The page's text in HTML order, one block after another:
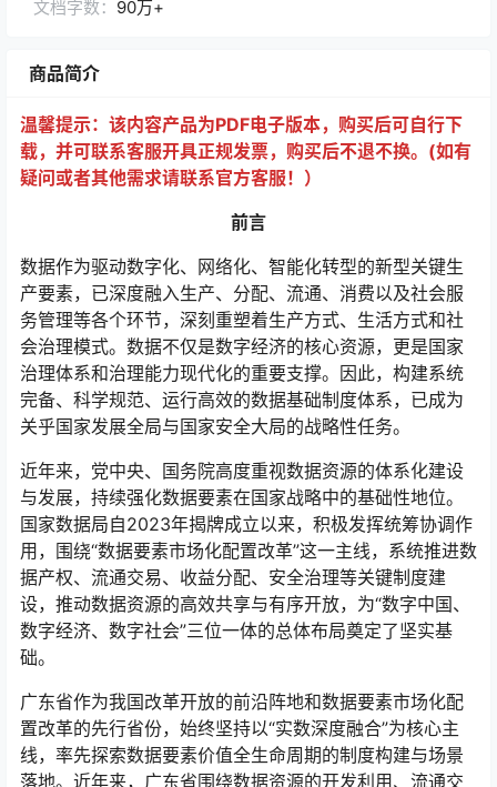
文档字数： 90万+
商品简介
温馨提示：该内容产品为PDF电子版本，购买后可自行下
载，并可联系客服开具正规发票，购买后不退不换。(如有
疑问或者其他需求请联系官方客服！）
前言
数据作为驱动数字化、网络化、智能化转型的新型关键生
产要素，已深度融入生产、分配、流通、消费以及社会服
务管理等各个环节，深刻重塑着生产方式、生活方式和社
会治理模式。数据不仅是数字经济的核心资源，更是国家
治理体系和治理能力现代化的重要支撑。因此，构建系统
完备、科学规范、运行高效的数据基础制度体系，已成为
关乎国家发展全局与国家安全大局的战略性任务。
近年来，党中央、国务院高度重视数据资源的体系化建设
与发展，持续强化数据要素在国家战略中的基础性地位。
国家数据局自2023年揭牌成立以来，积极发挥统筹协调作
用，围绕“数据要素市场化配置改革”这一主线，系统推进数
据产权、流通交易、收益分配、安全治理等关键制度建
设，推动数据资源的高效共享与有序开放，为“数字中国、
数字经济、数字社会”三位一体的总体布局奠定了坚实基
础。
广东省作为我国改革开放的前沿阵地和数据要素市场化配
置改革的先行省份，始终坚持以“实数深度融合”为核心主
线，率先探索数据要素价值全生命周期的制度构建与场景
落地。近年来，广东省围绕数据资源的开发利用、流通交